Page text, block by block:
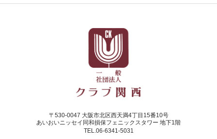
〒530-0047 大阪市北区西天満4丁目15番10号
あいおいニッセイ同和損保フェニックスタワー 地下1階
TEL.06-6341-5031